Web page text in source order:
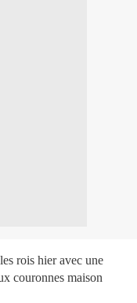
rois hier avec une
couronnes maison